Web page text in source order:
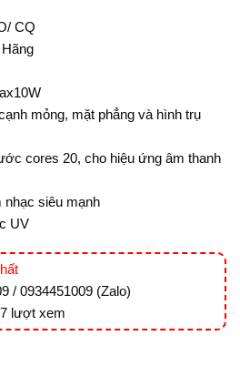
CQ
mỏng, mặt phẳng và hình trụ
cores 20, cho hiệu ứng âm thanh
nhạc siêu mạnh
UV
/ 0934451009 (Zalo)
lượt xem
bo viền 6W số lượng